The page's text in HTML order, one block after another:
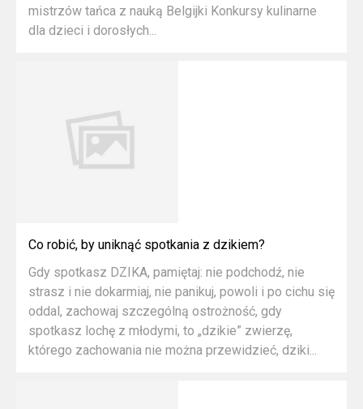
mistrzów tańca z nauką Belgijki Konkursy kulinarne
dla dzieci i dorosłych...
Co robić, by uniknąć spotkania z dzikiem?
Gdy spotkasz DZIKA, pamiętaj: nie podchodź, nie
strasz i nie dokarmiaj, nie panikuj, powoli i po cichu się
oddal, zachowaj szczególną ostrożność, gdy
spotkasz lochę z młodymi, to „dzikie” zwierzę,
którego zachowania nie można przewidzieć, dziki...